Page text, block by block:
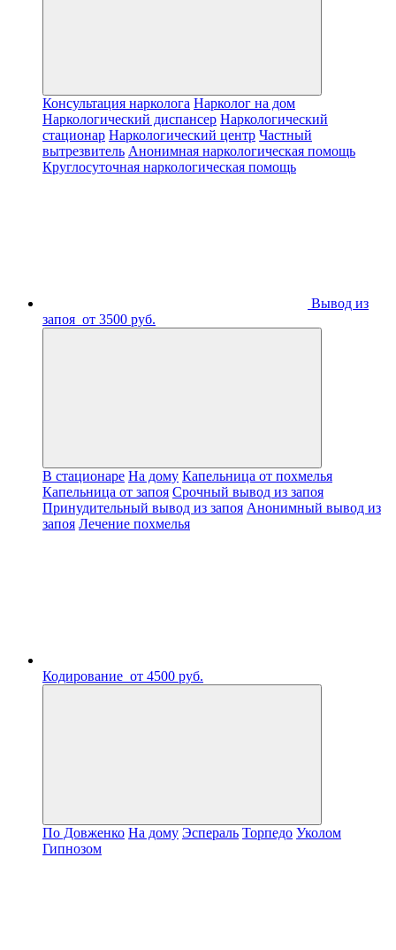
Консультация нарколога Нарколог на дом
Наркологический диспансер Наркологический
стационар Наркологический центр Частный
вытрезвитель Анонимная наркологическая помощь
Круглосуточная наркологическая помощь
Вывод из
запоя от 3500 руб.
В стационаре На дому Капельница от похмелья
Капельница от запоя Срочный вывод из запоя
Принудительный вывод из запоя Анонимный вывод из
запоя Лечение похмелья
Кодирование от 4500 руб.
По Довженко На дому Эспераль Торпедо Уколом
Гипнозом